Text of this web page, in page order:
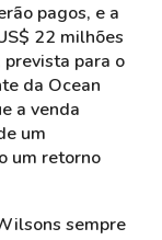
pagos, e a
22 milhões
para o
da Ocean
a venda
um
um retorno
sempre